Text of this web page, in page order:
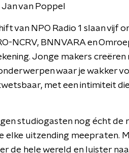
Jan van Poppel
van NPO Radio 1 slaan vijf
NCRV, BNNVARA en
Jonge makers
waar je wakker
met een intimiteit
studiogasten nog écht
elke uitzending meepraten.
de hele wereld en luister